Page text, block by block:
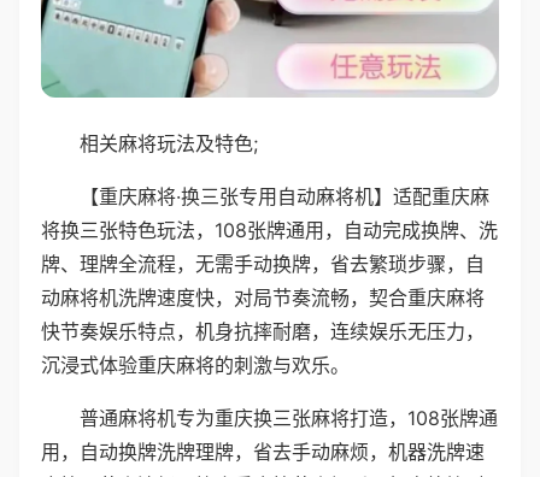
相关麻将玩法及特色;
【重庆麻将·换三张专用自动麻将机】适配重庆麻
将换三张特色玩法，108张牌通用，自动完成换牌、洗
牌、理牌全流程，无需手动换牌，省去繁琐步骤，自
动麻将机洗牌速度快，对局节奏流畅，契合重庆麻将
快节奏娱乐特点，机身抗摔耐磨，连续娱乐无压力，
沉浸式体验重庆麻将的刺激与欢乐。
普通麻将机专为重庆换三张麻将打造，108张牌通
用，自动换牌洗牌理牌，省去手动麻烦，机器洗牌速